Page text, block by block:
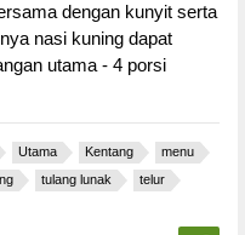
dengan kunyit serta
nasi kuning dapat
utama - 4 porsi
Utama Kentang
menu
tulang lunak telur